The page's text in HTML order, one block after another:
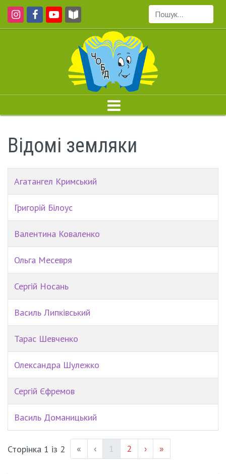
Пошук...
Відомі земляки
Агатангел Кримський
Григорій Білоус
Валентина Коваленко
Ольга Месевря
Сергій Носань
Василь Липківський
Тарас Шевченко
Олександра Шулежко
Сергій Єфремов
Василь Доманицький
Сторінка 1 із 2 « ‹ (current)
1 Page #
2 › »